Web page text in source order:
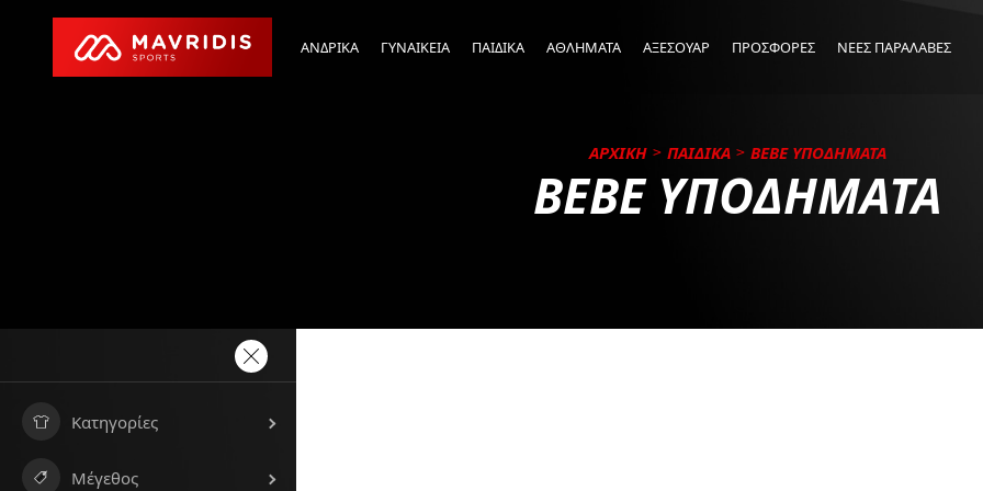
ΑΝΔΡΙΚΑ ΓΥΝΑΙΚΕΙΑ ΠΑΙΔΙΚΑ ΑΘΛΗΜΑΤΑ ΑΞΕΣΟΥΑΡ ΠΡΟΣΦΟΡΕΣ ΝΕΕΣ ΠΑΡΑΛΑΒΕΣ
ΑΡΧΙΚΗ ΠΑΙΔΙΚΑ BEBE ΥΠΟΔΗΜΑΤΑ
BEBE ΥΠΟΔΗΜΑΤΑ
Κατηγορίες
Μέγεθος